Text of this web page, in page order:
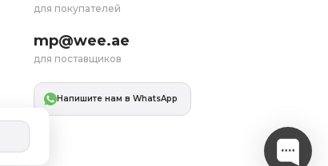
для покупателей
mp@wee.ae
для поставщиков
Напишите нам в WhatsApp